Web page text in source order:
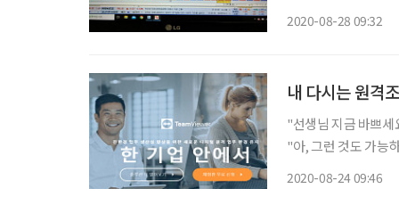
2020-08-28 09:32
내 다시는 원격
"선생님 지금 바쁘
"아, 그런 것도 가능하세요? 저야 고맙죠~"
2020-08-24 09:46